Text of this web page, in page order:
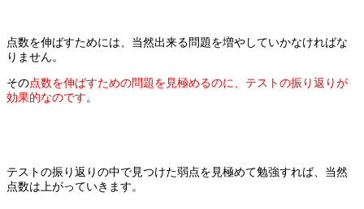
点数を伸ばすためには、当然出来る問題を増やしていかなければな
りません。
その点数を伸ばすための問題を見極めるのに、テストの振り返りが
効果的なのです。
テストの振り返りの中で見つけた弱点を見極めて勉強すれば、当然
点数は上がっていきます。